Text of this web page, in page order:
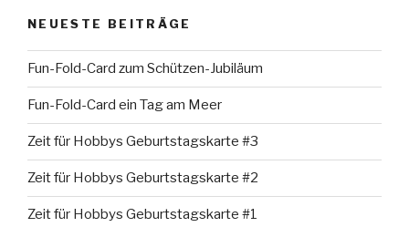
NEUESTE BEITRÄGE
Fun-Fold-Card zum Schützen-Jubiläum
Fun-Fold-Card ein Tag am Meer
Zeit für Hobbys Geburtstagskarte #3
Zeit für Hobbys Geburtstagskarte #2
Zeit für Hobbys Geburtstagskarte #1